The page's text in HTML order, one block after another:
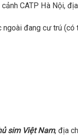
CATP Hà Nội,
ngoài đang cư trú
sim Việt Nam, địa